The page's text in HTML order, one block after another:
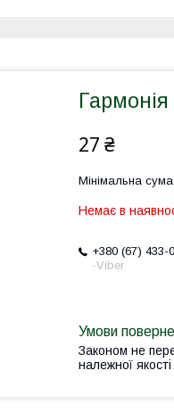
27 ₴
Мінімальна
Немає в
+380 (67) 433-
-Viber
Законом не
належної якості